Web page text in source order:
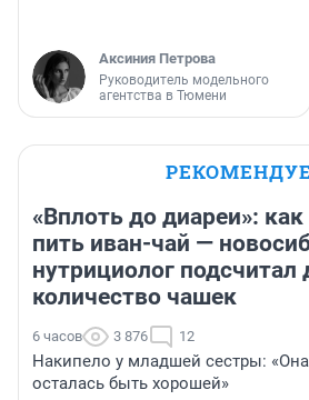
Аксиния Петрова
Руководитель модельного
агентства в Тюмени
«Вплоть до диареи»:
пить иван-чай —
нутрициолог подсчитал
количество чашек
6 часов 3 876 12
Накипело у младшей сестры: «Она
осталась быть хорошей»